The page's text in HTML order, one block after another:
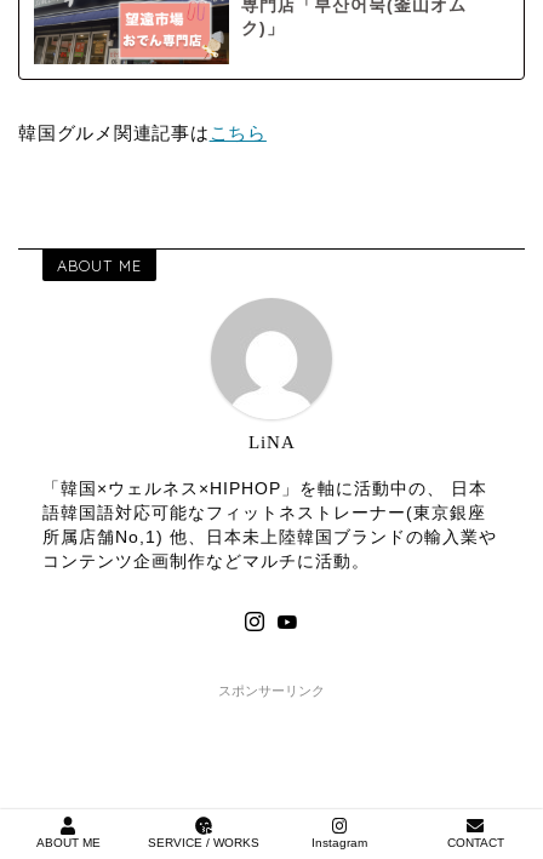
専門店「부산어묵(釜山オム
ク)」
韓国グルメ関連記事は こちら
ABOUT ME
LiNA
「韓国×ウェルネス×HIPHOP」を軸に活動中の、 日本
語韓国語対応可能なフィットネストレーナー(東京銀座
所属店舗No,1) 他、日本未上陸韓国ブランドの輸入業や
コンテンツ企画制作などマルチに活動。
スポンサーリンク
ABOUT ME SERVICE / WORKS Instagram CONTACT